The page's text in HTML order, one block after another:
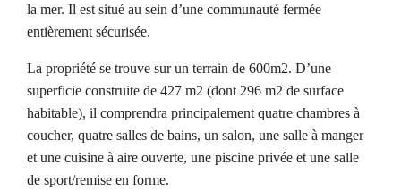
la mer. Il est situé au sein d’une communauté fermée
entièrement sécurisée.
La propriété se trouve sur un terrain de 600m2. D’une
superficie construite de 427 m2 (dont 296 m2 de surface
habitable), il comprendra principalement quatre chambres à
coucher, quatre salles de bains, un salon, une salle à manger
et une cuisine à aire ouverte, une piscine privée et une salle
de sport/remise en forme.